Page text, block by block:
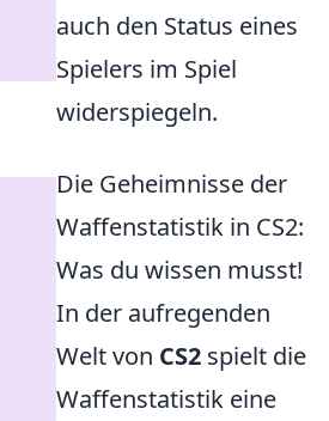
auch den Status eines
Spielers im Spiel
widerspiegeln.
Die Geheimnisse der
Waffenstatistik in CS2:
Was du wissen musst!
In der aufregenden
Welt von CS2 spielt die
Waffenstatistik eine